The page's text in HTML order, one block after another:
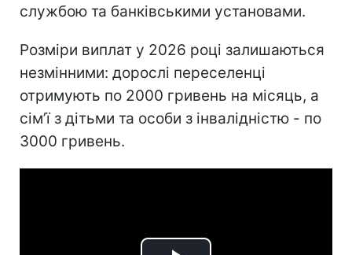
службою та банківськими установами.
Розміри виплат у 2026 році залишаються
незмінними: дорослі переселенці
отримують по 2000 гривень на місяць, а
сімʼї з дітьми та особи з інвалідністю - по
3000 гривень.